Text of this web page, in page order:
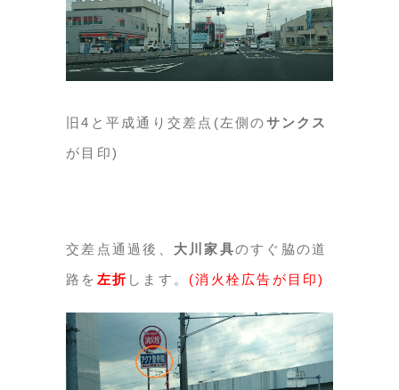
旧4と平成通り交差点(左側のサンクス
が目印)
交差点通過後、 大川家具のすぐ脇の道
路を 左折 します。 (消火栓広告が目印)